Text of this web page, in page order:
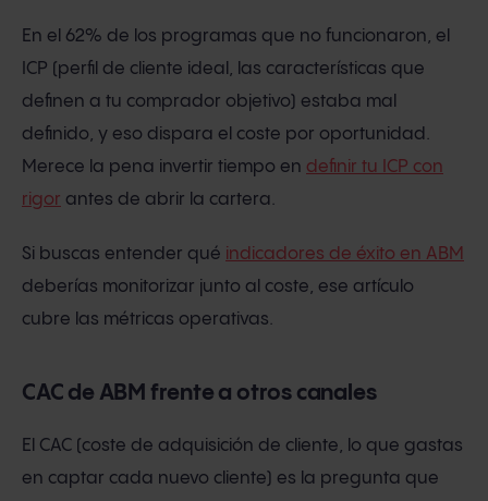
En el 62% de los programas que no funcionaron, el
ICP (perfil de cliente ideal, las características que
definen a tu comprador objetivo) estaba mal
definido, y eso dispara el coste por oportunidad.
Merece la pena invertir tiempo en definir tu ICP con
rigor antes de abrir la cartera.
Si buscas entender qué indicadores de éxito en ABM
deberías monitorizar junto al coste, ese artículo
cubre las métricas operativas.
CAC de ABM frente a otros canales
El CAC (coste de adquisición de cliente, lo que gastas
en captar cada nuevo cliente) es la pregunta que